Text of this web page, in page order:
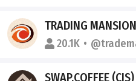
TRADING MANSION
20.1K
SWAP.COFFEE (CIS)